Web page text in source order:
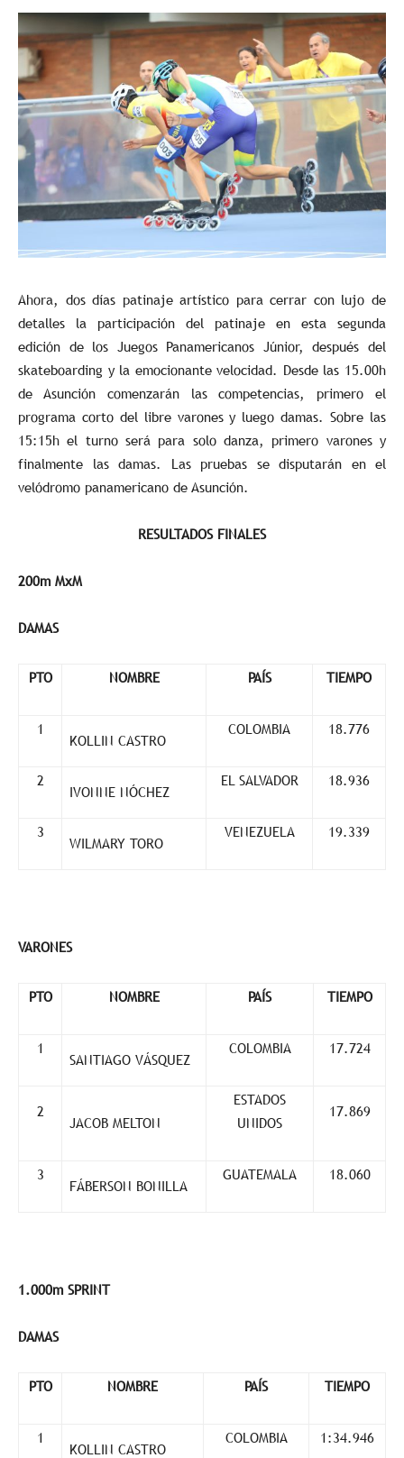
Ahora, dos días patinaje artístico para cerrar con lujo de
detalles la participación del patinaje en esta segunda
edición de los Juegos Panamericanos Júnior, después del
skateboarding y la emocionante velocidad. Desde las 15.00h
de Asunción comenzarán las competencias, primero el
programa corto del libre varones y luego damas. Sobre las
15:15h el turno será para solo danza, primero varones y
finalmente las damas. Las pruebas se disputarán en el
velódromo panamericano de Asunción.
RESULTADOS FINALES
200m MxM
DAMAS
PTO NOMBRE PAÍS TIEMPO
1
KOLLIN CASTRO
COLOMBIA 18.776
2
IVONNE NÓCHEZ
EL SALVADOR 18.936
3
WILMARY TORO
VENEZUELA 19.339
VARONES
PTO NOMBRE PAÍS TIEMPO
1
SANTIAGO VÁSQUEZ
COLOMBIA 17.724
2
JACOB MELTON
ESTADOS
UNIDOS
17.869
3
FÁBERSON BONILLA
GUATEMALA 18.060
1.000m SPRINT
DAMAS
PTO NOMBRE PAÍS TIEMPO
1
KOLLIN CASTRO
COLOMBIA 1:34.946